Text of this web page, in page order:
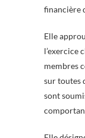
financière
Elle
l’exercice
membres
sur toutes
sont